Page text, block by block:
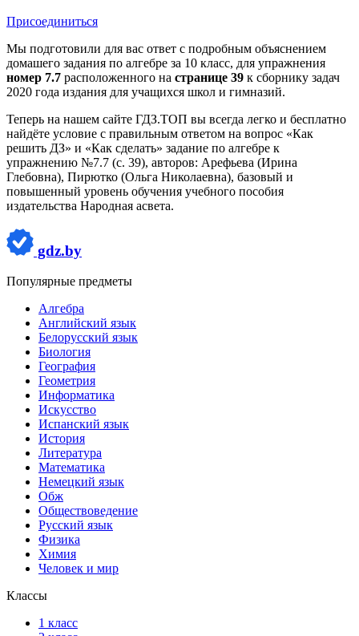
Присоединиться
Мы подготовили для вас ответ c подробным объяснением
домашего задания по алгебре за 10 класс, для упражнения
номер 7.7 расположенного на странице 39 к сборнику задач
2020 года издания для учащихся школ и гимназий.
Теперь на нашем сайте ГДЗ.ТОП вы всегда легко и бесплатно
найдёте условие с правильным ответом на вопрос «Как
решить ДЗ» и «Как сделать» задание по алгебре к
упражнению №7.7 (с. 39), авторов: Арефьева (Ирина
Глебовна), Пирютко (Ольга Николаевна), базовый и
повышенный уровень обучения учебного пособия
издательства Народная асвета.
gdz.by
Популярные предметы
Алгебра
Английский язык
Белорусский язык
Биология
География
Геометрия
Информатика
Искусство
Испанский язык
История
Литература
Математика
Немецкий язык
Обж
Обществоведение
Русский язык
Физика
Химия
Человек и мир
Классы
1 класс